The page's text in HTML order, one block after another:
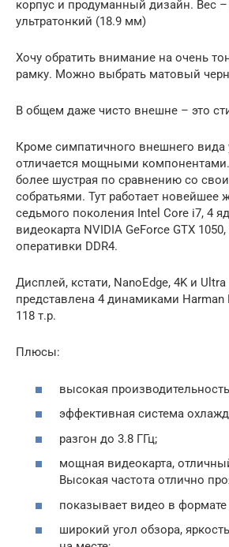
корпус и продуманный дизайн. Вес –
ультратонкий (18.9 мм)
Хочу обратить внимание на очень
рамку. Можно выбрать матовый
В общем даже чисто внешне – это
Кроме симпатичного внешнего вида
отличается мощными
более шустрая по сравнению со
собратьями. Тут работает новейшее
седьмого поколения Intel Core i7, 4
видеокарта NVIDIA GeForce GTX 1050,
оперативки DDR4.
Дисплей, кстати, NanoEdge, 4K и
представлена 4 динамиками Harman
118 т.р.
Плюсы:
высокая
эффективная система
разгон до 3.8 ГГц;
мощная видеокарта,
Высокая частота отлично
показывает видео в формате
широкий угол обзора,